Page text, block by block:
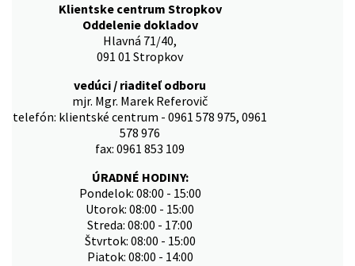
Klientske centrum Stropkov
Oddelenie dokladov
Hlavná 71/40,
091 01 Stropkov
vedúci / riaditeľ odboru
mjr. Mgr. Marek Referovič
telefón: klientské centrum - 0961 578 975, 0961
578 976
fax: 0961 853 109
ÚRADNÉ HODINY:
Pondelok: 08:00 - 15:00
Utorok: 08:00 - 15:00
Streda: 08:00 - 17:00
Štvrtok: 08:00 - 15:00
Piatok: 08:00 - 14:00